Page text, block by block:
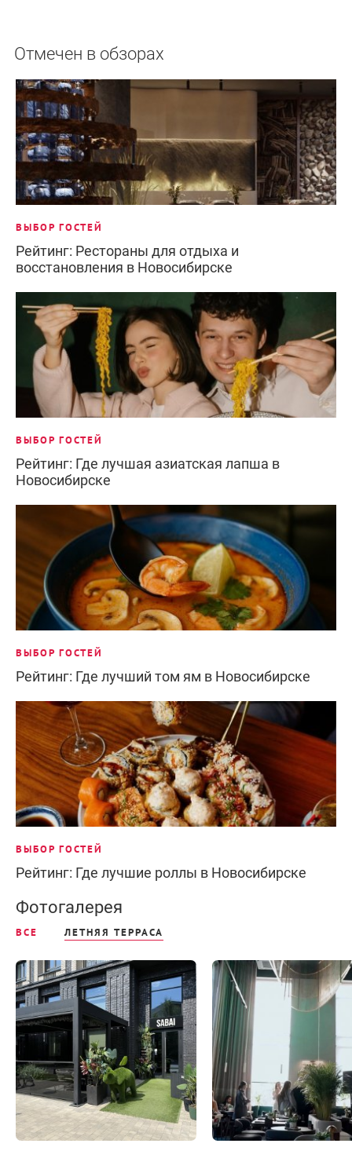
Отмечен в обзорах
ВЫБОР ГОСТЕЙ
Рейтинг: Рестораны для отдыха и
восстановления в Новосибирске
ВЫБОР ГОСТЕЙ
Рейтинг: Где лучшая азиатская лапша в
Новосибирске
ВЫБОР ГОСТЕЙ
Рейтинг: Где лучший том ям в Новосибирске
ВЫБОР ГОСТЕЙ
Рейтинг: Где лучшие роллы в Новосибирске
Фотогалерея
ВСЕ ЛЕТНЯЯ ТЕРРАСА